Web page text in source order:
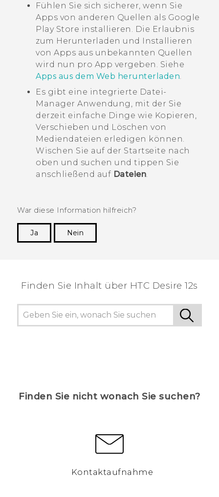
Fühlen Sie sich sicherer, wenn Sie
Apps von anderen Quellen als Google
Play Store installieren. Die Erlaubnis
zum Herunterladen und Installieren
von Apps aus unbekannten Quellen
wird nun pro App vergeben. Siehe
Apps aus dem Web herunterladen
Es gibt eine integrierte Datei-
Manager Anwendung, mit der Sie
derzeit einfache Dinge wie Kopieren,
Verschieben und Löschen von
Mediendateien erledigen können.
Wischen Sie auf der Startseite nach
oben und suchen und tippen Sie
anschließend auf Dateien
War diese Information hilfreich?
Ja
Nein
Finden Sie Inhalt über‎ HTC Desire 12s
Finden Sie nicht wonach Sie suchen?
Kontaktaufnahme